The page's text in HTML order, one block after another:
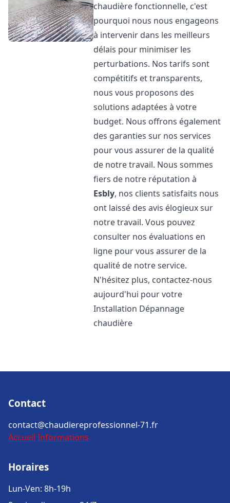
chaudière fonctionnelle, c'est
pourquoi nous nous engageons
à intervenir dans les meilleurs
délais pour minimiser les
perturbations. Nos tarifs sont
compétitifs et transparents,
nous vous proposons des
solutions adaptées à votre
budget. Nous offrons également
des garanties sur nos services
pour vous assurer de la qualité
de notre travail. Nous sommes
fiers de notre réputation à
Esbly, nos clients satisfaits nous
ont laissé des avis élogieux sur
notre travail. Vous pouvez
consulter nos évaluations en
ligne pour vous assurer de la
qualité de notre service.
N'hésitez plus, contactez-nous
aujourd'hui pour votre
Installation Dépannage
chaudière
Contact
contact@chaudiereprofessionnel-71.fr
Accueil Informations
Horaires
Lun-Ven: 8h-19h